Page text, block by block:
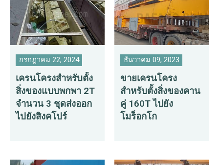
กรกฎาคม 22, 2024
เครนโครงสำหรับตั้ง
สิ่งของแบบพกพา 2T
จำนวน 3 ชุดส่งออก
ไปยังสิงคโปร์
ธันวาคม 09, 2023
ขายเครนโครง
สำหรับตั้งสิ่งของคาน
คู่ 160T ไปยัง
โมร็อกโก